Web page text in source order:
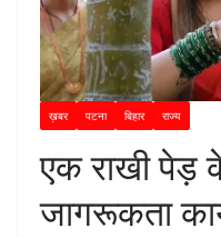
ख़बर पटना बिहार राज्य
एक राखी पेड़
जागरूकता